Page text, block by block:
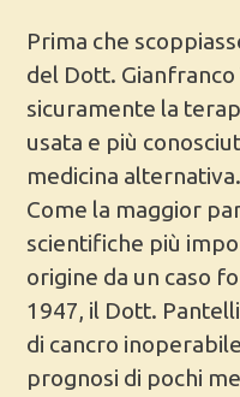
Prima che
del Dott.
sicuramente la
usata e più
medicina alternativa.
Come la maggior
scientifiche più
origine da un caso
1947, il Dott.
di cancro
prognosi di pochi